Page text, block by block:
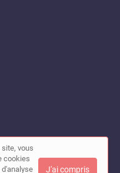
2026 |
site, vous
cookies
J'ai compris